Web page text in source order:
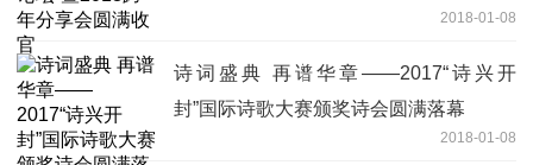
2018-01-08
诗词盛典 再谱华章——2017“诗兴开
封”国际诗歌大赛颁奖诗会圆满落幕
2018-01-08